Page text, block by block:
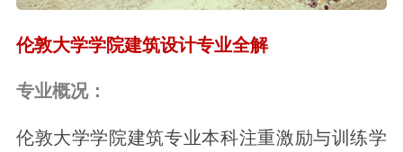
伦敦大学学院建筑设计专业全解
专业概况：
伦敦大学学院建筑专业本科注重激励与训练学